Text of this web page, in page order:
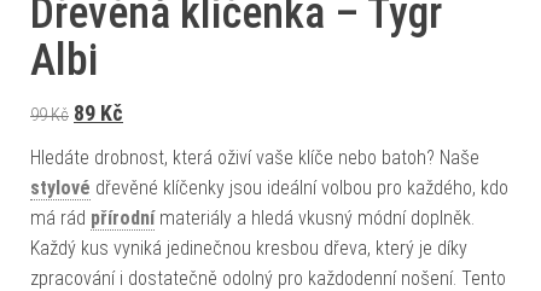
Dřevěná klíčenka – Tygr
Albi
99Kč Původní cena byla: 99 Kč.
89 Kč
Hledáte drobnost, která oživí vaše klíče nebo batoh? Naše
stylové dřevěné klíčenky jsou ideální volbou pro každého, kdo
má rád přírodnímateriály a hledá vkusný módní doplněk.
Každý kus vyniká jedinečnou kresbou dřeva, který je díky
zpracování i dostatečně odolný pro každodenní nošení. Tento